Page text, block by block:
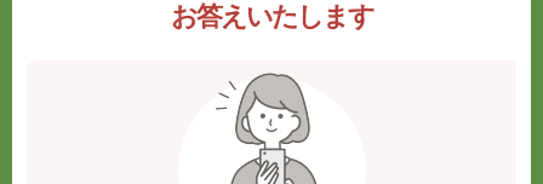
お答えいたします